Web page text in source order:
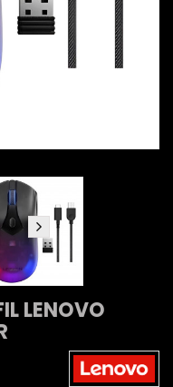
LENOVO